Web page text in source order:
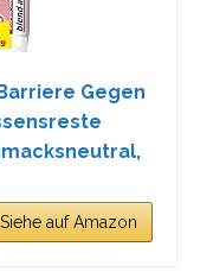
Gegen
Siehe auf Amazon